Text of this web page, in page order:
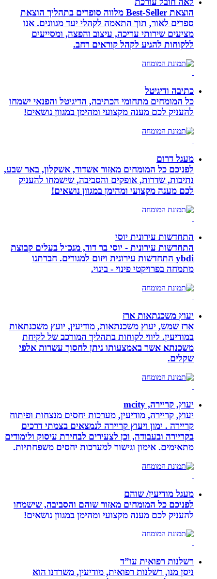
הוצאת Best-Seller מלווה סופרים בתהליך הוצאת
ספרים לאור, תוך התאמה לקהלי יעד מגוונים. אנו
מציעים שירותי עריכה, עיצוב והפצה, ומסייעים
ללקוחות להגיע לקהל קוראים רחב.
כתיבה ודיגיטל
כל המומחים מתחומי הכתיבה, הדיגיטל והפנאי ישמחו
להעניק לכם מענה מקצועי ומהימן במגוון נושאים!
מעגל דרום
לפניכם כל המומחים מאזור אשדוד, אשקלון, באר שבע,
נתיבות, שדרות, אופקים והסביבה, שישמחו להעניק
לכם מענה מקצועי ומהימן במגוון נושאים!
התחדשות עירונית יוסי
התחדשות עירונית - יוסי בר דוד, מנכ״ל בעלים קבוצת
ybdi התחדשות עירונית ויזום למגורים. חברתנו
מתמחה בפרויקטי פינוי - בינוי.
יעוץ משכנתאות ארז
ארז שמש, יעוץ משכנתאות, מודיעין, יועץ משכנתאות
במודיעין. ליווי לקוחות בתהליך המורכב של לקיחת
משכנתא אשר באמצעותו ניתן לחסוך עשרות אלפי
שקלים.
יעוץ, קריירה, mcity
יעוץ, קריירה, מודיעין, מערכות יחסים מנצחות ופיתוח
קריירה . ימון ויעוץ קריירה לנמצאים בצמתי דרכים
בקריירה ובעבודה, וכן לצעירים לבחירת עיסוק ולימודים
מתאימים. אימון וגישור למערכות יחסים משפחתיות.
מעגל מודיעין/ שוהם
לפניכם כל המומחים מאזור שוהם והסביבה, שישמחו
להעניק לכם מענה מקצועי ומהימן במגוון נושאים!
רשלנות רפואית עו”ד
ניסן מנו, רשלנות רפואית, מודיעין, משרדנו הוא